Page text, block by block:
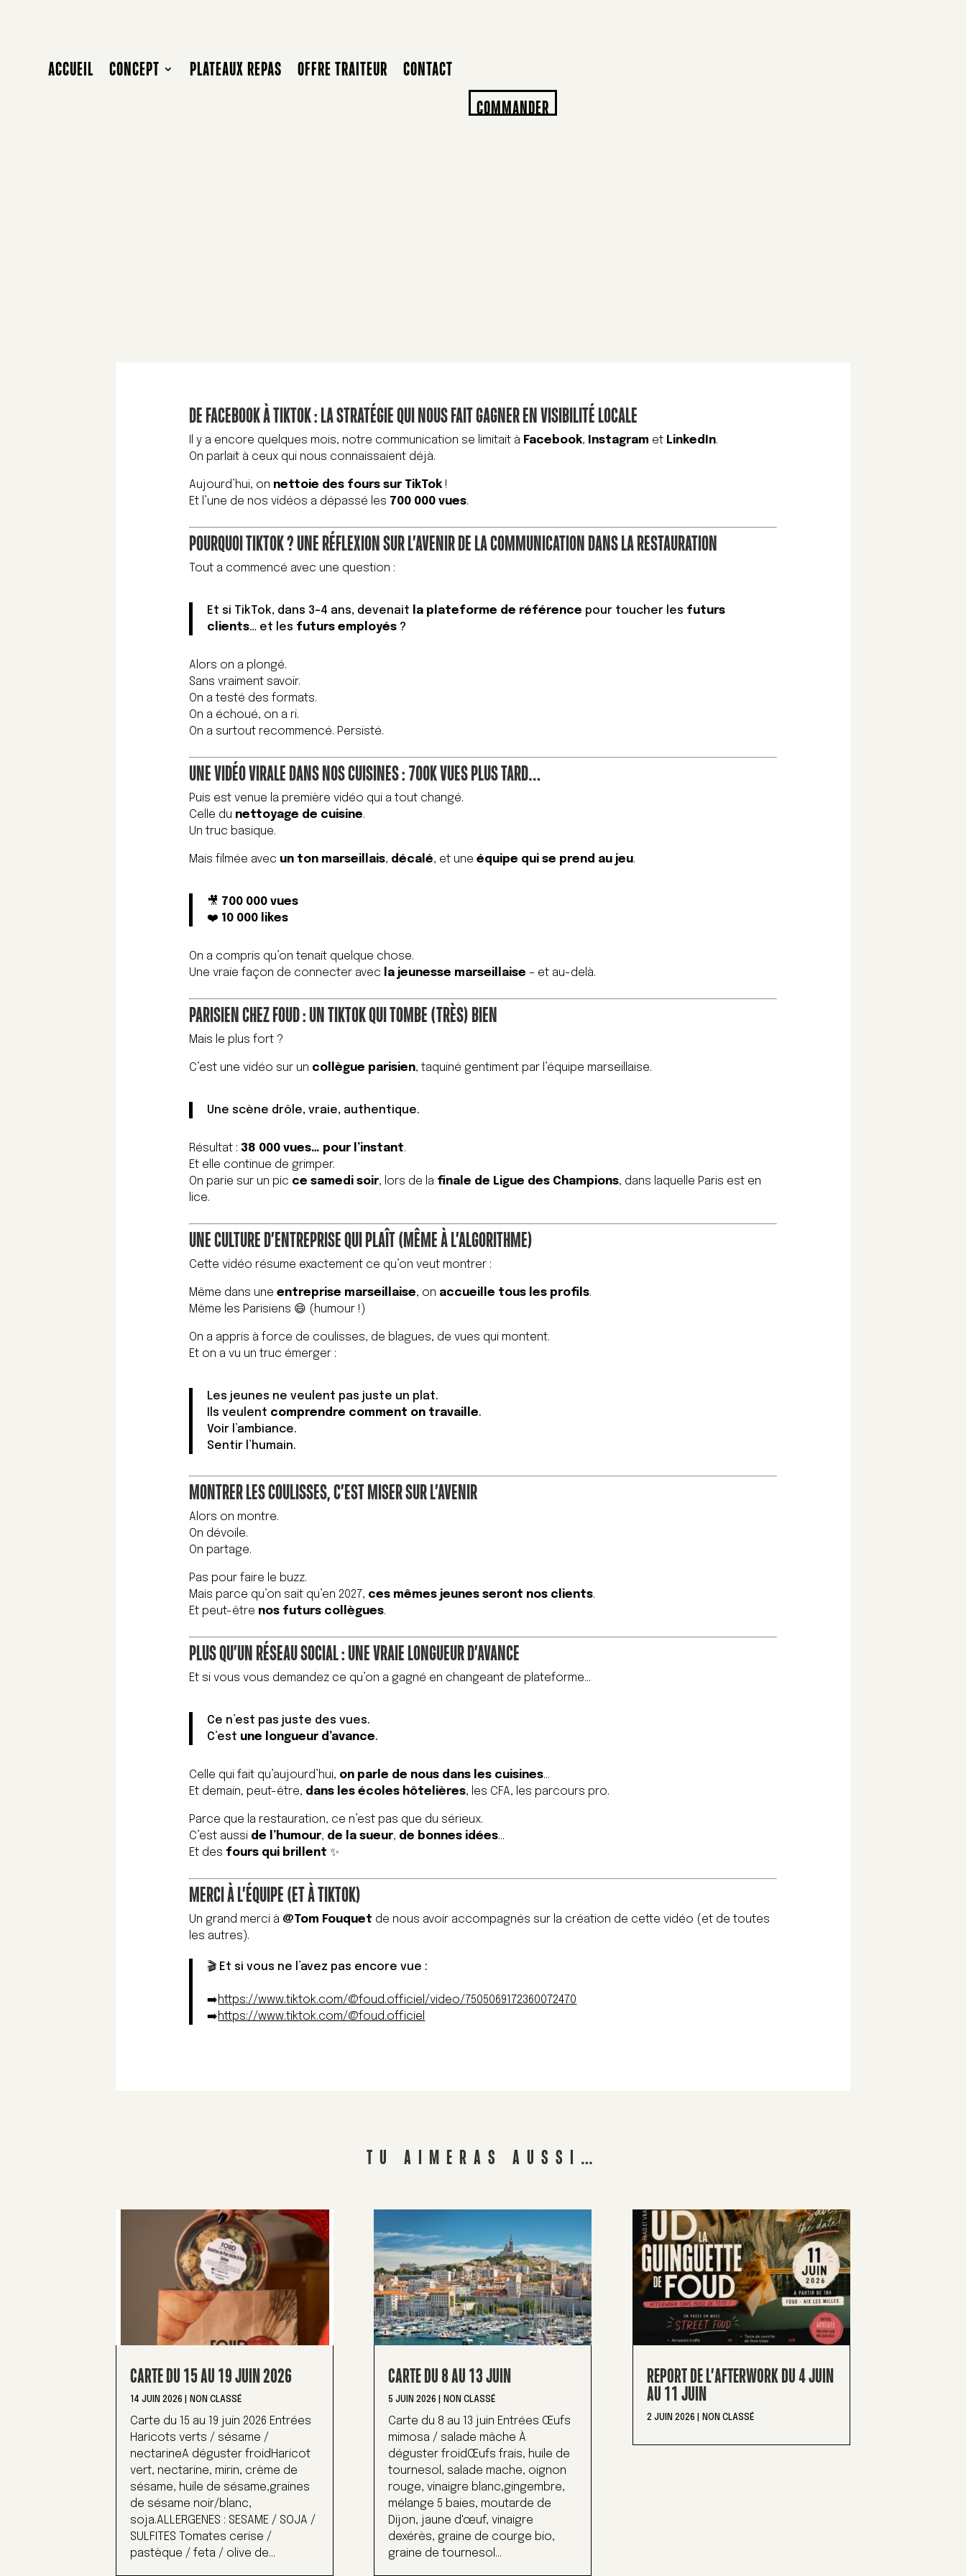
ACCUEIL CONCEPT PLATEAUX REPAS OFFRE TRAITEUR
CONTACT
COMMANDER
DE FACEBOOK À TIKTOK : LA STRATÉGIE QUI NOUS FAIT GAGNER EN VISIBILITÉ LOCALE
Il y a encore quelques mois, notre communication se limitait à Facebook, Instagram et LinkedIn.
On parlait à ceux qui nous connaissaient déjà.
Aujourd’hui, on nettoie des fours sur TikTok !
Et l’une de nos vidéos a dépassé les 700 000 vues.
POURQUOI TIKTOK ? UNE RÉFLEXION SUR L’AVENIR DE LA COMMUNICATION DANS LA RESTAURATION
Tout a commencé avec une question :
Et si TikTok, dans 3-4 ans, devenait la plateforme de référence pour toucher les futurs
clients… et les futurs employés ?
Alors on a plongé.
Sans vraiment savoir.
On a testé des formats.
On a échoué, on a ri.
On a surtout recommencé. Persisté.
UNE VIDÉO VIRALE DANS NOS CUISINES : 700K VUES PLUS TARD…
Puis est venue la première vidéo qui a tout changé.
Celle du nettoyage de cuisine.
Un truc basique.
Mais filmée avec un ton marseillais, décalé, et uneéquipe qui se prend au jeu.
🎥 700 000 vues
❤️ 10 000 likes
On a compris qu’on tenait quelque chose.
Une vraie façon de connecter avec
la jeunesse marseillaise – et au-delà.
PARISIEN CHEZ FOUD : UN TIKTOK QUI TOMBE (TRÈS) BIEN
Mais le plus fort ?
C’est une vidéo sur un collègue parisien, taquiné gentiment par l’équipe marseillaise.
Une scène drôle, vraie, authentique.
Résultat : 38 000 vues… pour l’instant.
Et elle continue de grimper.
On parie sur un pic ce samedi soir, lors de la finale de Ligue des Champions, dans laquelle Paris est en
lice.
UNE CULTURE D’ENTREPRISE QUI PLAÎT (MÊME À L’ALGORITHME)
Cette vidéo résume exactement ce qu’on veut montrer :
Même dans uneentreprise marseillaise, on accueille tous les profils.
Même les Parisiens 😄 (humour !)
On a appris à force de coulisses, de blagues, de vues qui montent.
Et on a vu un truc émerger :
Les jeunes ne veulent pas juste un plat.
Ils veulent comprendre comment on travaille.
Voir l’ambiance.
Sentir l’humain.
MONTRER LES COULISSES, C’EST MISER SUR L’AVENIR
Alors on montre.
On dévoile.
On partage.
Pas pour faire le buzz.
Mais parce qu’on sait qu’en 2027, ces mêmes jeunes seront nos clients.
Et peut-être nos futurs collègues.
PLUS QU’UN RÉSEAU SOCIAL : UNE VRAIE LONGUEUR D’AVANCE
Et si vous vous demandez ce qu’on a gagné en changeant de plateforme…
Ce n’est pas juste des vues.
C’est une longueur d’avance.
Celle qui fait qu’aujourd’hui, on parle de nous dans les cuisines…
Et demain, peut-être, dans les écoles hôtelières, les CFA, les parcours pro.
Parce que la restauration, ce n’est pas que du sérieux.
C’est aussi de l’humour, de la sueur, de bonnes idées…
Et des fours qui brillent ✨
MERCI À L’ÉQUIPE (ET À TIKTOK)
Un grand merci à @Tom Fouquet de nous avoir accompagnés sur la création de cette vidéo (et de toutes
les autres).
🎬 Et si vous ne l’avez pas encore vue :
➡️https://www.tiktok.com/@foud.officiel/video/7505069172360072470
➡️https://www.tiktok.com/@foud.officiel
TU AIMERAS AUSSI…
CARTE DU 15 AU 19 JUIN 2026
14 JUIN 2026 NON CLASSÉ
Carte du 15 au 19 juin 2026 Entrées
Haricots verts / sésame /
nectarineA déguster froidHaricot
vert, nectarine, mirin, crème de
sésame, huile de sésame,graines
de sésame noir/blanc,
soja.ALLERGENES : SESAME / SOJA /
SULFITES Tomates cerise /
pastèque / feta / olive de...
CARTE DU 8 AU 13 JUIN
5 JUIN 2026 NON CLASSÉ
Carte du 8 au 13 juin Entrées Œufs
mimosa / salade mâche À
déguster froidŒufs frais, huile de
tournesol, salade mache, oignon
rouge, vinaigre blanc,gingembre,
mélange 5 baies, moutarde de
Dijon, jaune d'œuf, vinaigre
dexérès, graine de courge bio,
graine de tournesol...
REPORT DE L’AFTERWORK DU 4 JUIN
AU 11 JUIN
2 JUIN 2026 NON CLASSÉ